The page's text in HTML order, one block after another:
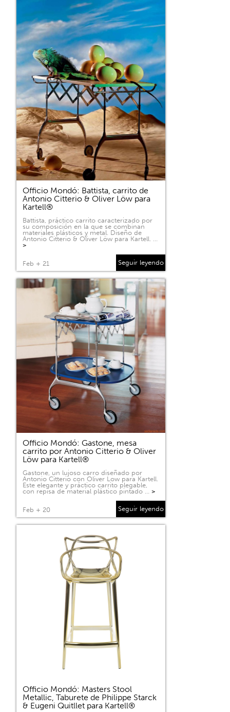
Officio Mondó: Battista, carrito de
Antonio Citterio & Oliver Löw para
Kartell®
Battista, práctico carrito caracterizado por
su composición en la que se combinan
materiales plásticos y metal. Diseño de
Antonio Citterio & Oliver Löw para Kartell. …
>
Feb + 21 Seguir leyendo
Officio Mondó: Gastone, mesa
carrito por Antonio Citterio & Oliver
Löw para Kartell®
Gastone, un lujoso carro diseñado por
Antonio Citterio con Oliver Low para Kartell.
Este elegante y práctico carrito plegable,
con repisa de material plástico pintado … >
Feb + 20 Seguir leyendo
Officio Mondó: Masters Stool
Metallic, Taburete de Philippe Starck
& Eugeni Quitllet para Kartell®